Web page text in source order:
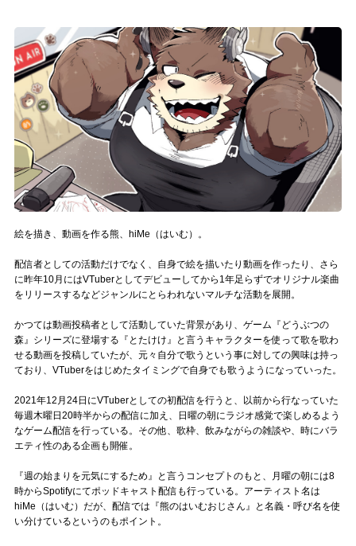
ログイン
LINK
muevoクラウドファンディング
muevoコミュニティ
ぶいクラ！by muevo
ぶいコミュ！by muevo
ぶいマガ！ by muevo
Follow us
Official SNS
絵を描き、動画を作る熊、hiMe（はいむ）。
配信者としての活動だけでなく、自身で絵を描いたり動画を作ったり、さら
に昨年10月にはVTuberとしてデビューしてから1年足らずでオリジナル楽曲
をリリースするなどジャンルにとらわれないマルチな活動を展開。
かつては動画投稿者として活動していた背景があり、ゲーム『どうぶつの
森』シリーズに登場する『とたけけ』と言うキャラクターを使って歌を歌わ
せる動画を投稿していたが、元々自分で歌うという事に対しての興味は持っ
ており、VTuberをはじめたタイミングで自身でも歌うようになっていった。
2021年12月24日にVTuberとしての初配信を行うと、以前から行なっていた
毎週木曜日20時半からの配信に加え、日曜の朝にラジオ感覚で楽しめるよう
なゲーム配信を行っている。その他、歌枠、飲みながらの雑談や、時にバラ
エティ性のある企画も開催。
『週の始まりを元気にするため』と言うコンセプトのもと、月曜の朝には8
時からSpotifyにてポッドキャスト配信も行っている。アーティスト名は
hiMe（はいむ）だが、配信では『熊のはいむおじさん』と名義・呼び名を使
い分けているというのもポイント。